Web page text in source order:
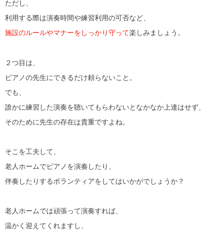
ただし、
利用する際は演奏時間や練習利用の可否など、
施設のルールやマナーをしっかり守って楽しみましょう。
２つ目は、
ピアノの先生にできるだけ頼らないこと。
でも、
誰かに練習した演奏を聴いてもらわないとなかなか上達はせず、
そのために先生の存在は貴重ですよね。
そこを工夫して、
老人ホームでピアノを演奏したり、
伴奏したりするボランティアをしてはいかがでしょうか？
老人ホームでは頑張って演奏すれば、
温かく迎えてくれますし、